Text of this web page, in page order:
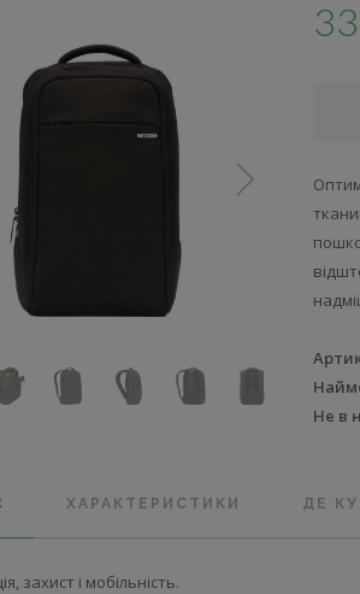
Не в
ХАРАКТЕРИСТИКИ ДЕ
захист і мобільність.